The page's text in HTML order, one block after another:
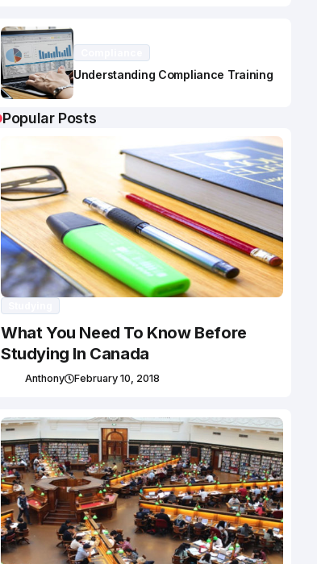
Understanding Compliance Training
Popular Posts
What You Need To Know Before
Studying In Canada
Anthony February 10, 2018